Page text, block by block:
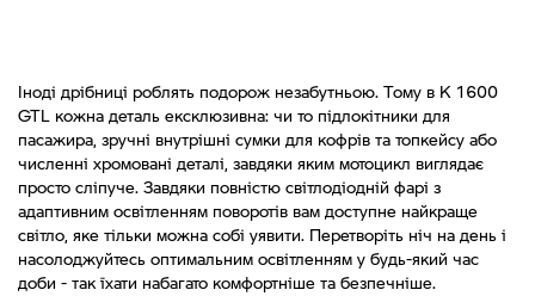
Іноді дрібниці роблять подорож незабутньою. Тому в K 1600
GTL кожна деталь ексклюзивна: чи то підлокітники для
пасажира, зручні внутрішні сумки для кофрів та топкейсу або
численні хромовані деталі, завдяки яким мотоцикл виглядає
просто сліпуче. Завдяки повністю світлодіодній фарі з
адаптивним освітленням поворотів вам доступне найкраще
світло, яке тільки можна собі уявити. Перетворіть ніч на день і
насолоджуйтесь оптимальним освітленням у будь-який час
доби - так їхати набагато комфортніше та безпечніше.